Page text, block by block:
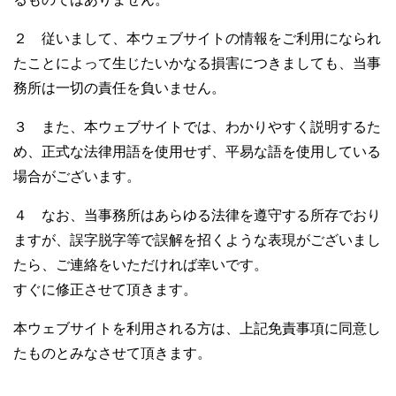
２ 従いまして、本ウェブサイトの情報をご利用になられ
たことによって生じたいかなる損害につきましても、当事
務所は一切の責任を負いません。
３ また、本ウェブサイトでは、わかりやすく説明するた
め、正式な法律用語を使用せず、平易な語を使用している
場合がございます。
４ なお、当事務所はあらゆる法律を遵守する所存でおり
ますが、誤字脱字等で誤解を招くような表現がございまし
たら、ご連絡をいただければ幸いです。
すぐに修正させて頂きます。
本ウェブサイトを利用される方は、上記免責事項に同意し
たものとみなさせて頂きます。